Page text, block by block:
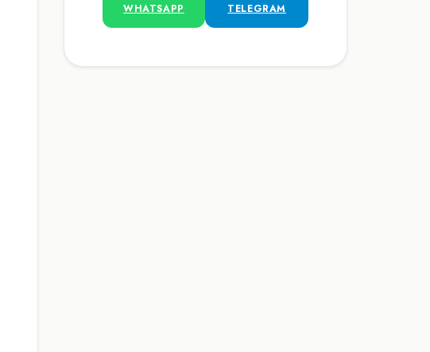
WHATSAPP TELEGRAM